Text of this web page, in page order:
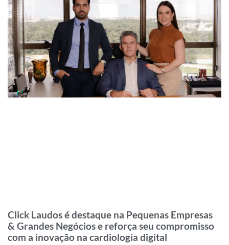
Click Laudos é destaque na Pequenas Empresas
& Grandes Negócios e reforça seu compromisso
com a inovação na cardiologia digital